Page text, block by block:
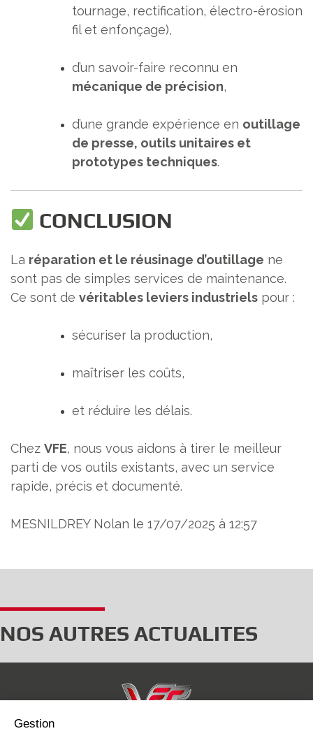
tournage, rectification, électro-érosion
fil et enfonçage),
d’un savoir-faire reconnu en
mécanique de précision,
d’une grande expérience en outillage
de presse, outils unitaires et
prototypes techniques.
CONCLUSION
La réparation et le réusinage d’outillage ne
sont pas de simples services de maintenance.
Ce sont de véritables leviers industriels pour :
sécuriser la production,
maîtriser les coûts,
et réduire les délais.
Chez VFE, nous vous aidons à tirer le meilleur
parti de vos outils existants, avec un service
rapide, précis et documenté.
MESNILDREY Nolan le 17/07/2025 à 12:57
NOS AUTRES ACTUALITES
Gestion